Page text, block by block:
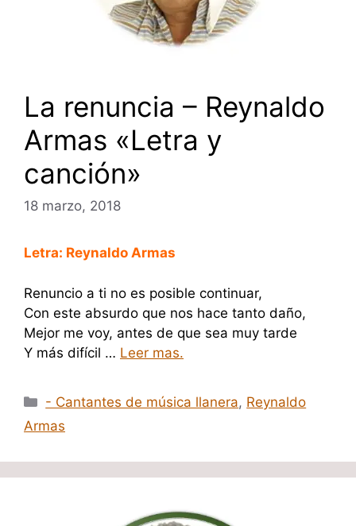
La renuncia – Reynaldo
Armas «Letra y
canción»
18 marzo, 2018
Letra: Reynaldo Armas
Renuncio a ti no es posible continuar,
Con este absurdo que nos hace tanto daño,
Mejor me voy, antes de que sea muy tarde
Y más difícil … Leer mas.
Categorías
- Cantantes de música llanera, Reynaldo
Armas